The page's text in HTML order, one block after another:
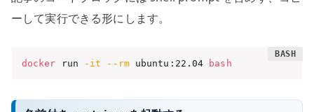
ーして実行できる形にします。
docker run -it --rm ubuntu:22.04 bash